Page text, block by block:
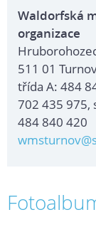
Waldorfská
organizace
511 01
třída A: 484
702 435 975,
484 840 420